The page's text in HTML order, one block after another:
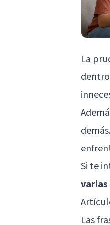
La
Si te
varias
Las